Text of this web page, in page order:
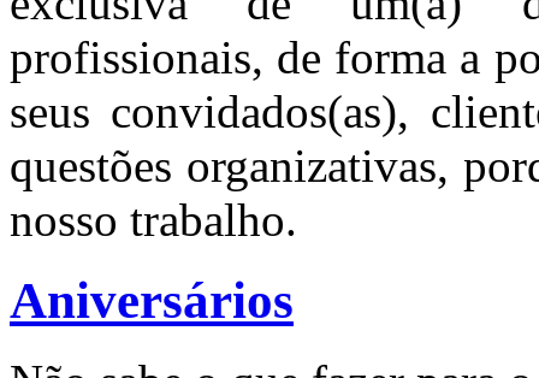
profissionais, de forma a
seus convidados(as),
questões organizativas,
nosso trabalho.
Aniversários